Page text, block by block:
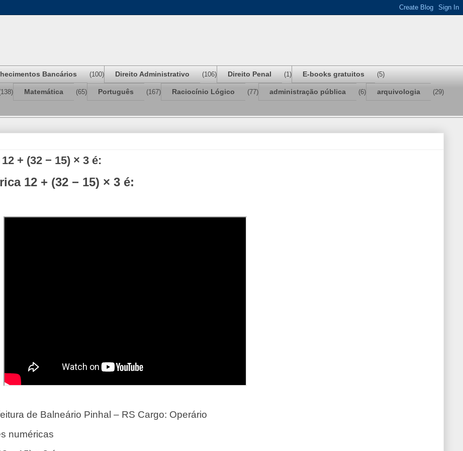
Bancários (100) Direito Administrativo (106) Direito Penal (1) E-books gratuitos (5)
Matemática (65) Português (167) Raciocínio Lógico (77) administração pública (6) arquivologia (29)
+ (32 − 15) × 3 é:
12 + (32 − 15) × 3 é:
de Balneário Pinhal – RS Cargo: Operário
numéricas